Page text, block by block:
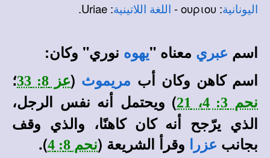
اليونانية: ουριου - اللغة اللاتينية: Uriae.
اسم عبري معناه "يهوه نوري" وكان:
اسم كاهن وكان أب مريموث (عز 8: 33 ؛
نحم 3: 4، 21
) ويحتمل أنه نفس الرجل،
الذي يرّجح أنه كان كاهنًا، والذي وقف
بجانب عزرا وقرأ الشريعة (نحم 8: 4 ).